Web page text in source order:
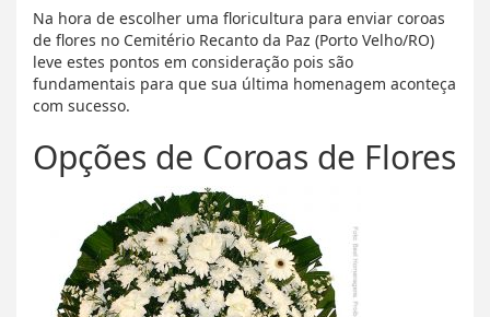
Na hora de escolher uma floricultura para enviar coroas
de flores no Cemitério Recanto da Paz (Porto Velho/RO)
leve estes pontos em consideração pois são
fundamentais para que sua última homenagem aconteça
com sucesso.
Opções de Coroas de Flores